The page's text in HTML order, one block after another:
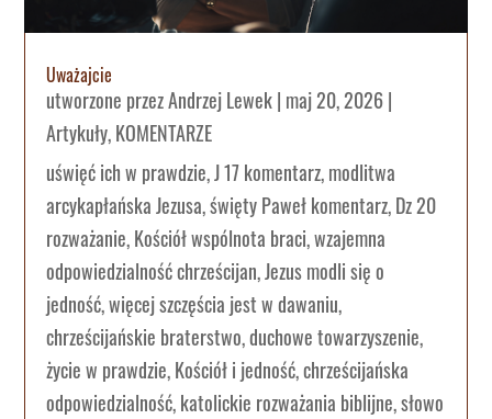
Uważajcie
utworzone przezAndrzej Lewek| maj 20, 2026|
Artykuły,KOMENTARZE
uświęć ich w prawdzie, J 17 komentarz, modlitwa
arcykapłańska Jezusa, święty Paweł komentarz, Dz 20
rozważanie, Kościół wspólnota braci, wzajemna
odpowiedzialność chrześcijan, Jezus modli się o
jedność, więcej szczęścia jest w dawaniu,
chrześcijańskie braterstwo, duchowe towarzyszenie,
życie w prawdzie, Kościół i jedność, chrześcijańska
odpowiedzialność, katolickie rozważania biblijne, słowo